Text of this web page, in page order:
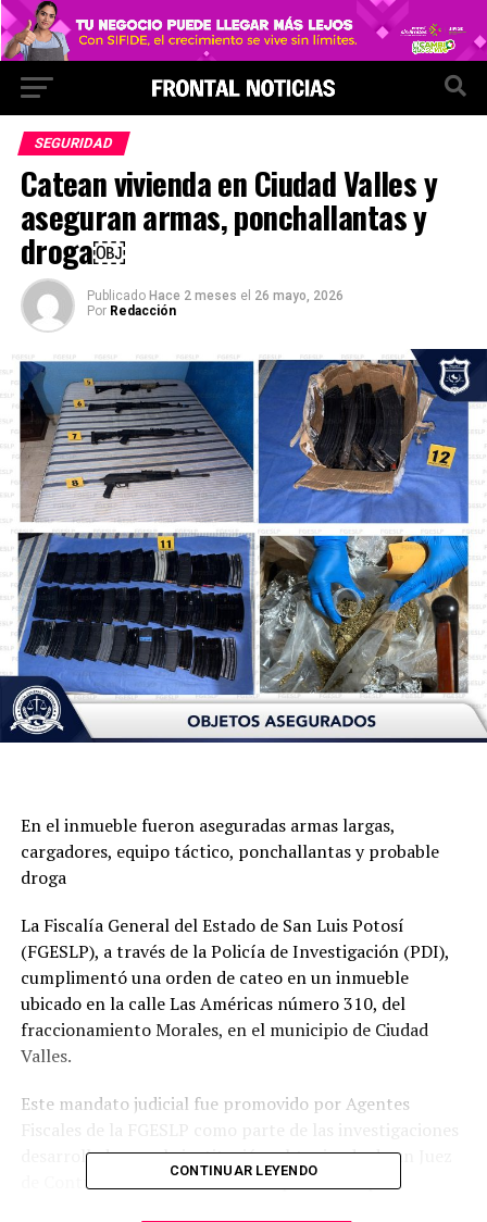
SEGURIDAD
Catean vivienda en Ciudad Valles y
aseguran armas, ponchallantas y
droga￼
Publicado Hace 2 meses el 26 mayo, 2026
Por Redacción
En el inmueble fueron aseguradas armas largas,
cargadores, equipo táctico, ponchallantas y probable
droga
La Fiscalía General del Estado de San Luis Potosí
(FGESLP), a través de la Policía de Investigación (PDI),
cumplimentó una orden de cateo en un inmueble
ubicado en la calle Las Américas número 310, del
fraccionamiento Morales, en el municipio de Ciudad
Valles.
Este mandato judicial fue promovido por Agentes
Fiscales de la FGESLP como parte de las investigaciones
desarrolladas por la institución, obteniendo de un Juez
de Control la autorización correspondiente para
CONTINUAR LEYENDO